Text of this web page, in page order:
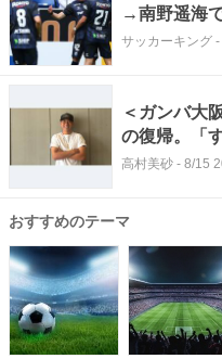
→南野遥海
サッカーキング -
＜ガンバ大
の復帰。「
高村美砂 - 8/15
おすすめのテーマ